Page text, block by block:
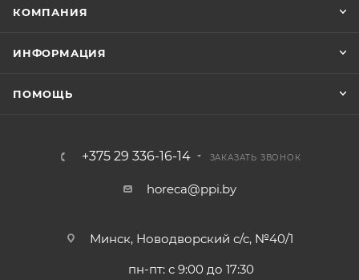
КОМПАНИЯ
ИНФОРМАЦИЯ
ПОМОЩЬ
+375 29 336-16-14 ЗАКАЗАТЬ ЗВОНОК
horeca@ppi.by
Минск, Новодворский с/с, №40/1
пн-пт: с 9:00 до 17:30